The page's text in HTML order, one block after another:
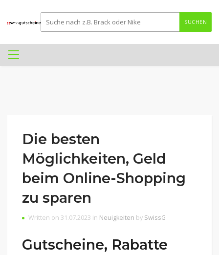
SUCHEN
Die besten
Möglichkeiten, Geld
beim Online-Shopping
zu sparen
Written on 31.07.2023 in Neuigkeiten by SwissG
Gutscheine, Rabatte